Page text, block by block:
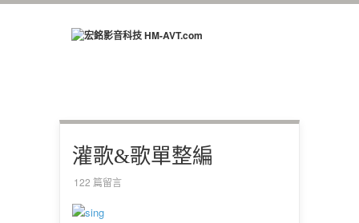
灌歌&歌單整編
122 篇留言